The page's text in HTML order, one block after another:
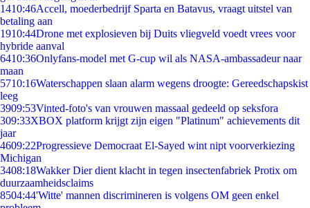
1410:46Accell, moederbedrijf Sparta en Batavus, vraagt uitstel van
betaling aan
1910:44Drone met explosieven bij Duits vliegveld voedt vrees voor
hybride aanval
6410:36Onlyfans-model met G-cup wil als NASA-ambassadeur naar
maan
5710:16Waterschappen slaan alarm wegens droogte: Gereedschapskist
leeg
3909:53Vinted-foto's van vrouwen massaal gedeeld op seksfora
309:33XBOX platform krijgt zijn eigen "Platinum" achievements dit
jaar
4609:22Progressieve Democraat El-Sayed wint nipt voorverkiezing
Michigan
3408:18Wakker Dier dient klacht in tegen insectenfabriek Protix om
duurzaamheidsclaims
8504:44'Witte' mannen discrimineren is volgens OM geen enkel